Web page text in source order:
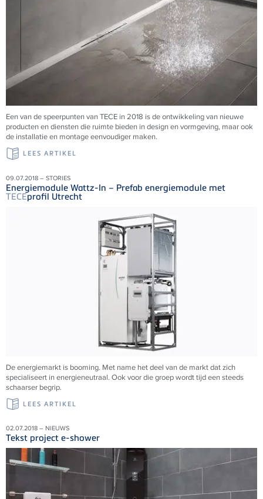
Een van de speerpunten van TECE in 2018 is de ontwikkeling van nieuwe
producten en diensten die ruimte bieden in design en vormgeving, maar ook
de installatie en montage eenvoudiger maken.
LEES ARTIKEL
09.07.2018 – STORIES
Energiemodule Wattz-In – Prefab energiemodule met
TECEprofil Utrecht
De energiemarkt is booming. Met name het deel van de markt dat zich
specialiseert in energieneutraal. Ook voor die groep wordt tijd een steeds
schaarser begrip.
LEES ARTIKEL
02.07.2018 – NIEUWS
Tekst project e-shower